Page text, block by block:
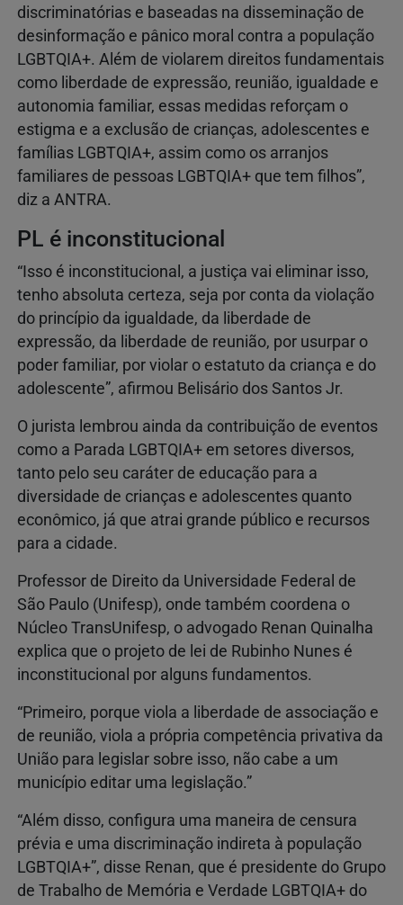
discriminatórias e baseadas na disseminação de
desinformação e pânico moral contra a população
LGBTQIA+. Além de violarem direitos fundamentais
como liberdade de expressão, reunião, igualdade e
autonomia familiar, essas medidas reforçam o
estigma e a exclusão de crianças, adolescentes e
famílias LGBTQIA+, assim como os arranjos
familiares de pessoas LGBTQIA+ que tem filhos”,
diz a ANTRA.
PL é inconstitucional
“Isso é inconstitucional, a justiça vai eliminar isso,
tenho absoluta certeza, seja por conta da violação
do princípio da igualdade, da liberdade de
expressão, da liberdade de reunião, por usurpar o
poder familiar, por violar o estatuto da criança e do
adolescente”, afirmou Belisário dos Santos Jr.
O jurista lembrou ainda da contribuição de eventos
como a Parada LGBTQIA+ em setores diversos,
tanto pelo seu caráter de educação para a
diversidade de crianças e adolescentes quanto
econômico, já que atrai grande público e recursos
para a cidade.
Professor de Direito da Universidade Federal de
São Paulo (Unifesp), onde também coordena o
Núcleo TransUnifesp, o advogado Renan Quinalha
explica que o projeto de lei de Rubinho Nunes é
inconstitucional por alguns fundamentos.
“Primeiro, porque viola a liberdade de associação e
de reunião, viola a própria competência privativa da
União para legislar sobre isso, não cabe a um
município editar uma legislação.”
“Além disso, configura uma maneira de censura
prévia e uma discriminação indireta à população
LGBTQIA+”, disse Renan, que é presidente do Grupo
de Trabalho de Memória e Verdade LGBTQIA+ do